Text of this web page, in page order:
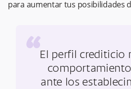
para aumentar tus posibilidades
“El perfil crediticio
ante los